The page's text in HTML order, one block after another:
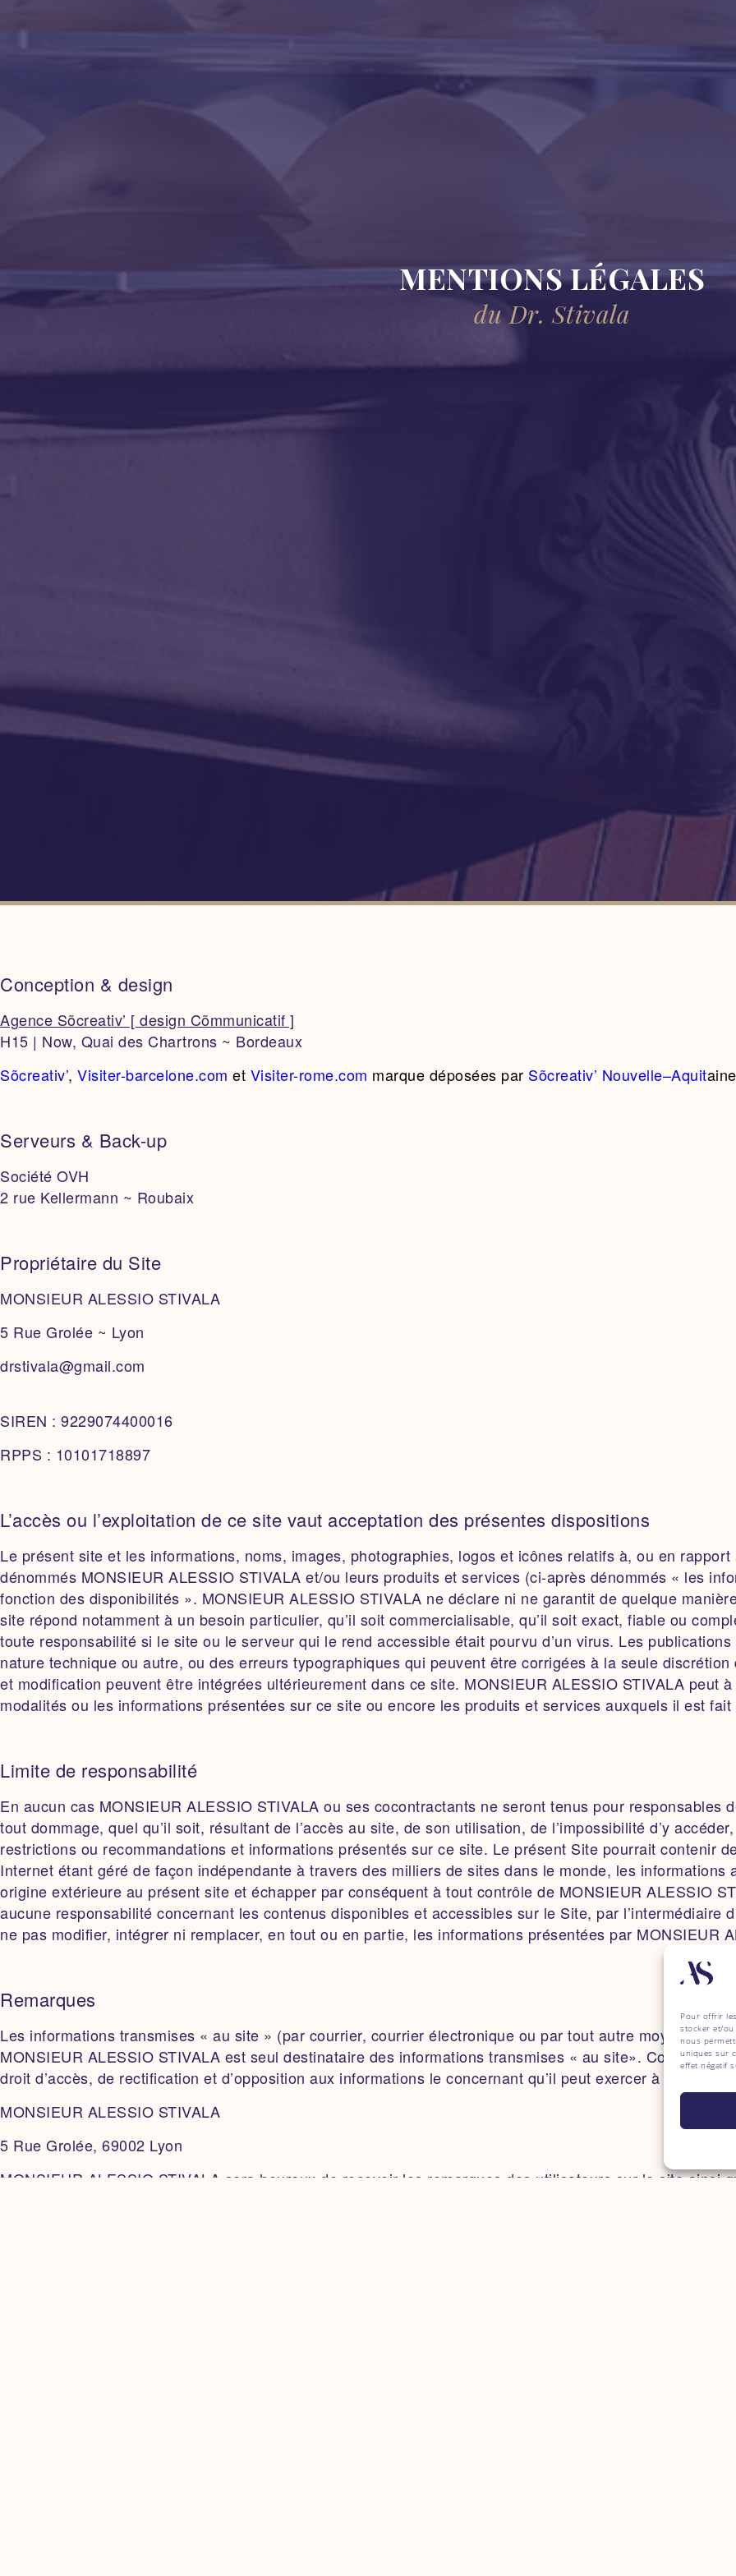
Pour offrir
stocker et/ou
nous
uniques sur
effet négatif
MENTIONS LÉGALES
du Dr. Stivala
Conception & design
Agence Sõcreativ’ [ design Cõmmunicatif ]
H15 | Now, Quai des Chartrons ~ Bordeaux
Sõcreativ’, Visiter-barcelone.com et Visiter-rome.com marque déposées par Sõcreativ’ Nouvelle–Aquitaine
Serveurs & Back-up
Société OVH
2 rue Kellermann ~ Roubaix
Propriétaire du Site
MONSIEUR ALESSIO STIVALA
5 Rue Grolée ~ Lyon
drstivala@gmail.com
SIREN : 9229074400016
RPPS : 10101718897
L’accès ou l’exploitation de ce site vaut acceptation des présentes dispositions
Le présent site et les informations, noms, images, photographies, logos et icônes relatifs à, ou en
dénommés MONSIEUR ALESSIO STIVALA et/ou leurs produits et services (ci-après dénommés « les
fonction des disponibilités ». MONSIEUR ALESSIO STIVALA ne déclare ni ne garantit de quelque
site répond notamment à un besoin particulier, qu’il soit commercialisable, qu’il soit exact, fiable ou
toute responsabilité si le site ou le serveur qui le rend accessible était pourvu d’un virus. Les
nature technique ou autre, ou des erreurs typographiques qui peuvent être corrigées à la seule
et modification peuvent être intégrées ultérieurement dans ce site. MONSIEUR ALESSIO STIVALA peut
modalités ou les informations présentées sur ce site ou encore les produits et services auxquels il est
Limite de responsabilité
En aucun cas MONSIEUR ALESSIO STIVALA ou ses cocontractants ne seront tenus pour
tout dommage, quel qu’il soit, résultant de l’accès au site, de son utilisation, de l’impossibilité d’y
restrictions ou recommandations et informations présentés sur ce site. Le présent Site pourrait contenir
Internet étant géré de façon indépendante à travers des milliers de sites dans le monde, les informations
origine extérieure au présent site et échapper par conséquent à tout contrôle de MONSIEUR ALESSIO
aucune responsabilité concernant les contenus disponibles et accessibles sur le Site, par l’intermédiaire
ne pas modifier, intégrer ni remplacer, en tout ou en partie, les informations présentées par MONSIEUR
Remarques
Les informations transmises « au site » (par courrier, courrier électronique ou par tout autre moyen) ne
MONSIEUR ALESSIO STIVALA est seul destinataire des informations transmises « au site».
droit d’accès, de rectification et d’opposition aux informations le concernant qu’il peut exercer à tout
MONSIEUR ALESSIO STIVALA
5 Rue Grolée, 69002 Lyon
MONSIEUR ALESSIO STIVALA sera heureux de recevoir les remarques des utilisateurs sur le site ainsi